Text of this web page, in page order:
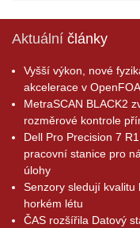
Aktuální články
Vyšší výkon, nové
akcelerace v
MetraSCAN BLACK2
rozměrové kontrole
Dell Pro Precision 7
pracovní stanice pro
úlohy
Senzory sledují kvalitu
horkém létu
ČAS rozšířila Datový